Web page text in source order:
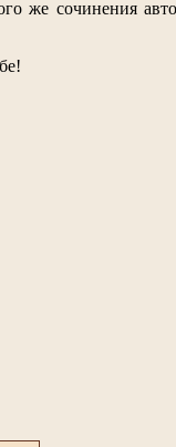
же сочинения